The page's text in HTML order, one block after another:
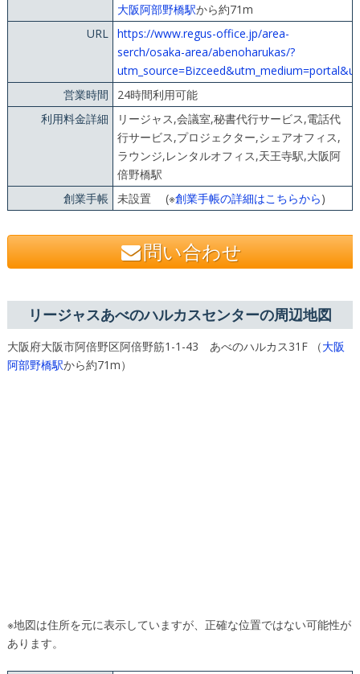
大阪阿部野橋駅から約71m
URL https://www.regus-office.jp/area-
serch/osaka-area/abenoharukas/?
営業時間
24時間利用可能
利用料金詳細
リージャス,会議室,秘書代行サービス,電話代
行サービス,プロジェクター,シェアオフィス,
ラウンジ,レンタルオフィス,天王寺駅,大阪阿
倍野橋駅
創業手帳 未設置 (※創業手帳の詳細はこちらから)
問い合わせ
リージャスあべのハルカスセンターの周辺地図
大阪府大阪市阿倍野区阿倍野筋1-1-43 あべのハルカス31F （大阪
阿部野橋駅から約71m）
※地図は住所を元に表示していますが、正確な位置ではない可能性が
あります。